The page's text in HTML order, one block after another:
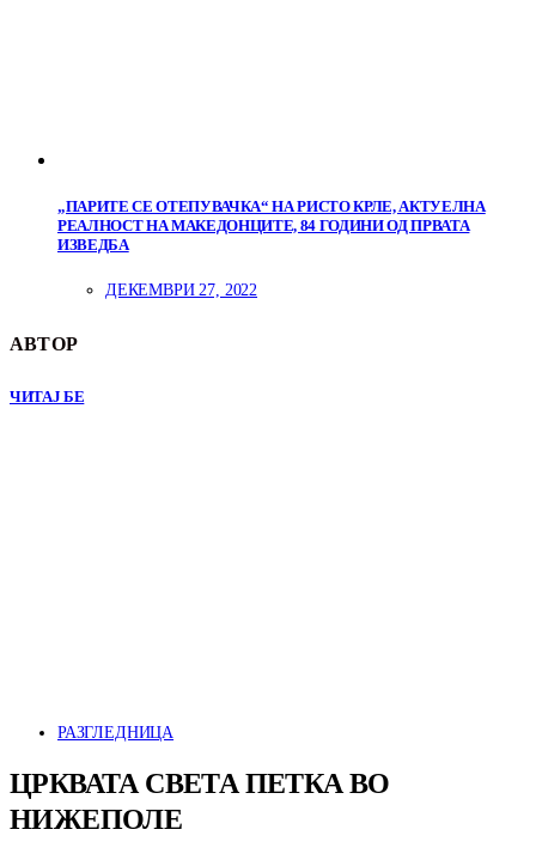
„ПАРИТЕ СЕ ОТЕПУВАЧКА“ НА РИСТО КРЛЕ, АКТУЕЛНА
РЕАЛНОСТ НА МАКЕДОНЦИТЕ, 84 ГОДИНИ ОД ПРВАТА
ИЗВЕДБА
ДЕКЕМВРИ 27, 2022
АВТОР
ЧИТАЈ БЕ
РАЗГЛЕДНИЦА
ЦРКВАТА СВЕТА ПЕТКА ВО
НИЖЕПОЛЕ